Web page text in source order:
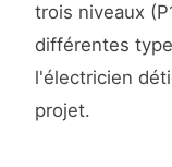
trois niveaux
différentes
l'électricien
projet.